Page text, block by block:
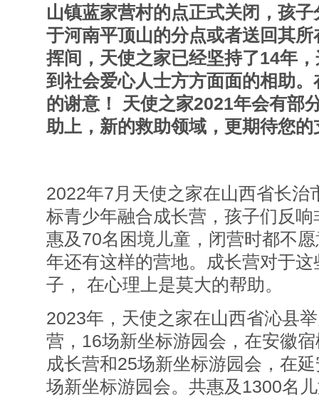
山镇蓝家营村的点正式关闭，孩
于河南平顶山的分点或者送回其
挥间，天使之家已经坚持了14年
到社会爱心人士方方面面的相助
的谢意！ 天使之家2021年会有部
助上，新的救助领域，更期待您的
2022年7月天使之家在山西省长治
标青少年融合成长营，孩子们反
惠及70名困境儿童，闭营时都不
年还有这样的营地。成长营对于
子， 在心理上是莫大的帮助。
2023年，天使之家在山西省沁县
营，16场新坐标游园会，在安徽
成长营和25场新坐标游园会，在
场新坐标游园会。共惠及1300名